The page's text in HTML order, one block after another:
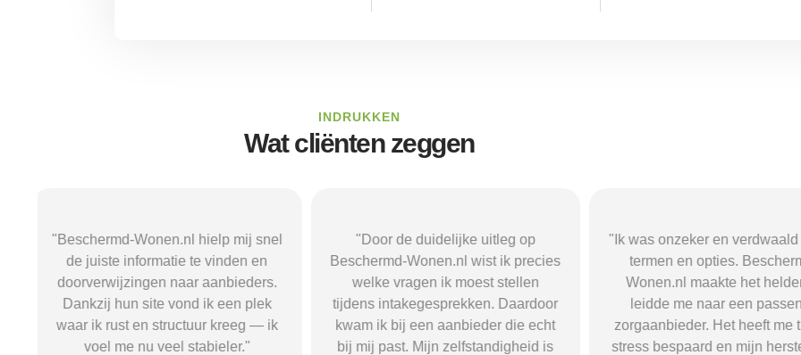
INDRUKKEN
Wat cliënten zeggen
"Door de duidelijke uitleg op
Beschermd-Wonen.nl wist ik precies
welke vragen ik moest stellen
tijdens intakegesprekken. Daardoor
kwam ik bij een aanbieder die echt
bij mij past. Mijn zelfstandigheid is
"Ik was onzeker en verdwaald in alle
termen en opties. Beschermd-
Wonen.nl maakte het helder en
leidde me naar een passende
zorgaanbieder. Het heeft me tijd en
stress bespaard en mijn herstel een
"Beschermd-Wonen.nl hielp
de juiste informatie te
doorverwijzingen naar
Dankzij hun site vond ik
waar ik rust en structuur
voel me nu veel